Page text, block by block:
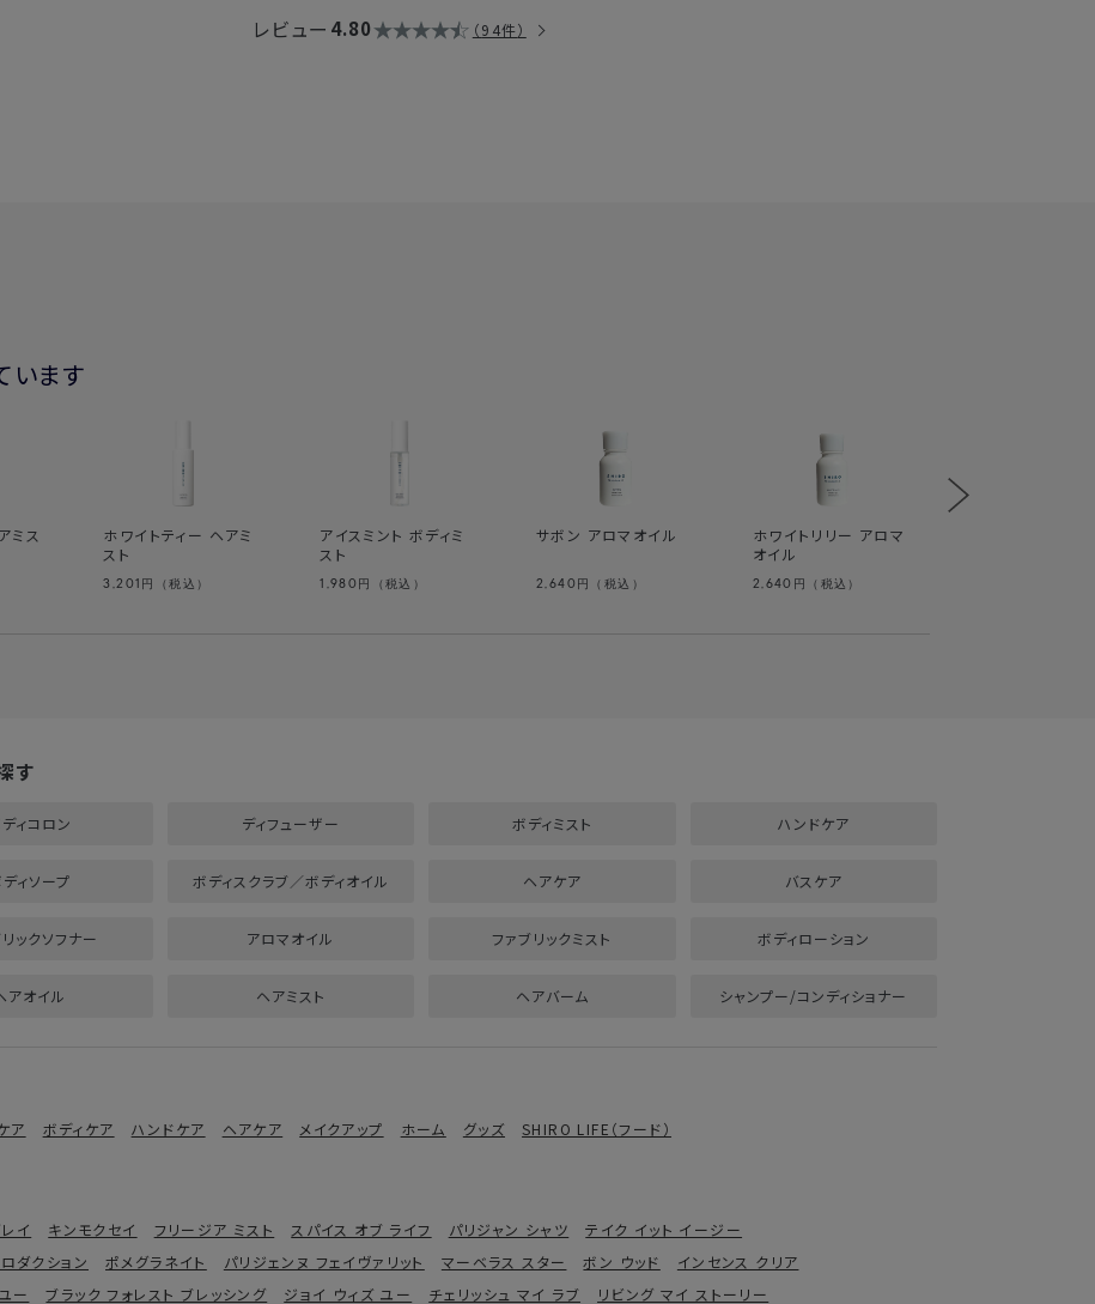
異なることはございません。
レビュー 4.80 94件
います
ミス
ホワイトティー ヘアミ
スト
3,201 円（税込）
アイスミント ボディミ
スト
1,980 円（税込）
サボン アロマオイル
2,640 円（税込）
ホワイトリリー アロマ
オイル
2,640 円（税込）
オイル
す
ィコロン ディフューザー ボディミスト ハンドケア
ィソープ ボディスクラブ／ボディオイル ヘアケア バスケア
ックソフナー アロマオイル ファブリックミスト ボディローション
アオイル ヘアミスト ヘアバーム シャンプー/コンディショナー
ア ボディケア ハンドケア ヘアケア メイクアップ ホーム グッズ SHIRO LIFE（フード）
イ キンモクセイ フリージア ミスト スパイス オブ ライフ パリジャン シャツ
テイク イット イージー
ダクション ポメグラネイト パリジェンヌ フェイヴァリット マーベラス スター ボン ウッド
インセンス クリア
ー ブラック フォレスト ブレッシング ジョイ ウィズ ユー チェリッシュ マイ ラブ リビング マイ ストーリー